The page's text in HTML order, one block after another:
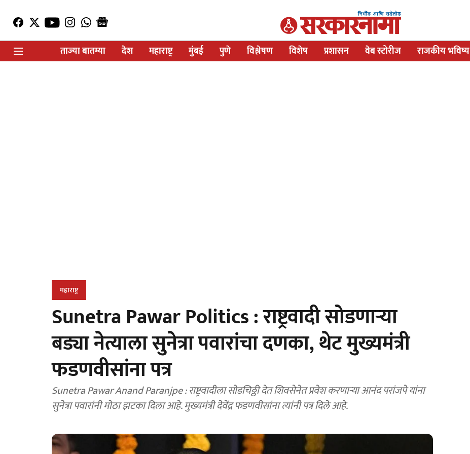
ताज्या बातम्या
देश महाराष्ट्र मुंबई पुणे विश्लेषण विशेष प्रशासन वेब स्टोरीज राजकीय भविष्य
महाराष्ट्र
Sunetra Pawar Politics : राष्ट्रवादी सोडणाऱ्या
बड्या नेत्याला सुनेत्रा पवारांचा दणका, थेट मुख्यमंत्री
फडणवीसांना पत्र
Sunetra Pawar Anand Paranjpe : राष्ट्रवादीला सोडचिठ्ठी देत शिवसेनेत प्रवेश करणाऱ्या आनंद परांजपे यांना
सुनेत्रा पवारांनी मोठा झटका दिला आहे. मुख्यमंत्री देवेंद्र फडणवीसांना त्यांनी पत्र दिले आहे.